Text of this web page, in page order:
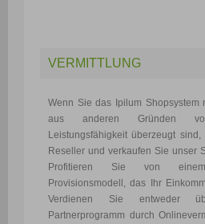
VERMITTLUNG
Wenn Sie das Ipilum Shopsystem
aus anderen Gründen
Leistungsfähigkeit überzeugt sind,
Reseller und verkaufen Sie unser
Profitieren Sie von
Provisionsmodell, das Ihr
Verdienen Sie entweder
Partnerprogramm durch